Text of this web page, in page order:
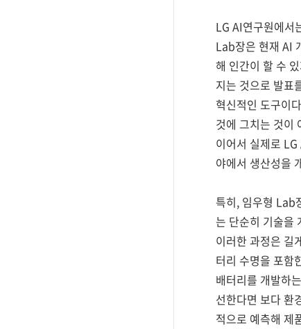
LG AI연구원에
Lab장은 현재 AI
해 인간이 할 수
지는 것으로 발표
혁신적인 도구이
것에 그치는 것이
이어서 실제로
야에서 생산성을
특히, 임우형 Lab
는 단순히 기술을
이러한 과정은 길
터리 수명을 포함
배터리를 개발하
선한다면 보다 환
적으로 예측해 제